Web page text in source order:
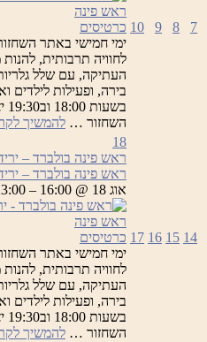
7
8
9
10 כרטיסים
ימי חמישי באתר
לחוויה תרבותית,
העתיקה, עם שלל
בירה, ופעילות לילדים
השחזור … להמשיך
14
15
16
17
18
ראש פינה בולברד –
ראש פינה בולברד –
אוג 18 @ 16:00 – 23:00
כרטיסים
ימי חמישי באתר
לחוויה תרבותית,
העתיקה, עם שלל
בירה, ופעילות לילדים
השחזור … להמשיך